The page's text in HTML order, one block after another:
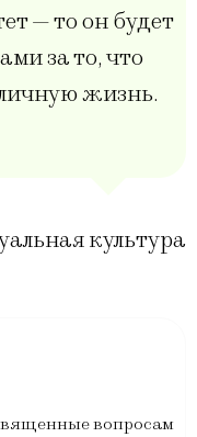
— то он будет
за то, что
жизнь.
культура
вопросам